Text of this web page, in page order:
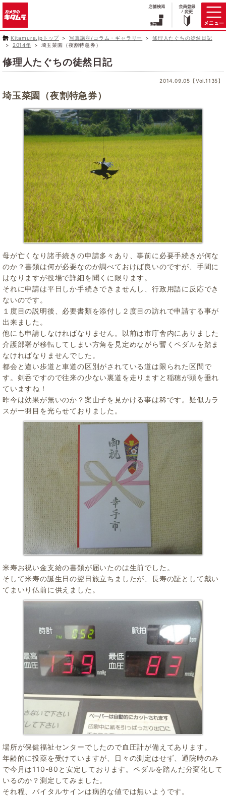
Kitamura.jpトップ 写真講座/コラム・ギャラリー
修理人たぐちの徒然日記
2014年
埼玉菜園（夜割特急券）
修理人たぐちの徒然日記
2014.09.05【Vol.1135】
埼玉菜園（夜割特急券）
母が亡くなり諸手続きの申請多々あり、事前に必要手続きが何な
のか？書類は何が必要なのか調べておけば良いのですが、手間に
はなりますが役場で詳細を聞くに限ります。
それに申請は平日しか手続きできませんし、行政用語に反応でき
ないのです。
１度目の説明後、必要書類を添付し２度目の訪れで申請する事が
出来ました。
他にも申請しなければなりません。以前は市庁舎内にありました
介護部署が移転してしまい方角を見定めながら暫くペダルを踏ま
なければなりませんでした。
都会と違い歩道と車道の区別がされている道は限られた区間で
す。剣呑ですので往来の少ない裏道を走りますと稲穂が頭を垂れ
ていますね！
昨今は効果が無いのか？案山子を見かける事は稀です。疑似カラ
スが一羽目を光らせておりました。
米寿お祝い金支給の書類が届いたのは生前でした。
そして米寿の誕生日の翌日旅立ちましたが、長寿の証として戴い
てまいり仏前に供えました。
場所が保健福祉センターでしたので血圧計が備えてあります。
年齢的に投薬を受けていますが、日々の測定はせず、通院時のみ
で今月は110-80と安定しております。ペダルを踏んだ分変化して
いるのか？測定してみました。
それ程、バイタルサインは病的な値では無いようです。